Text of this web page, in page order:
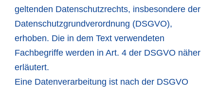
geltenden Datenschutzrechts, insbesondere der
Datenschutzgrundverordnung (DSGVO),
erhoben. Die in dem Text verwendeten
Fachbegriffe werden in Art. 4 der DSGVO näher
erläutert.
Eine Datenverarbeitung ist nach der DSGVO